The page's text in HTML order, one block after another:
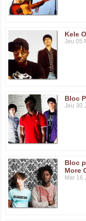
Kele
Jeu 05
Bloc
Jeu 30
Bloc
More
Mar 16